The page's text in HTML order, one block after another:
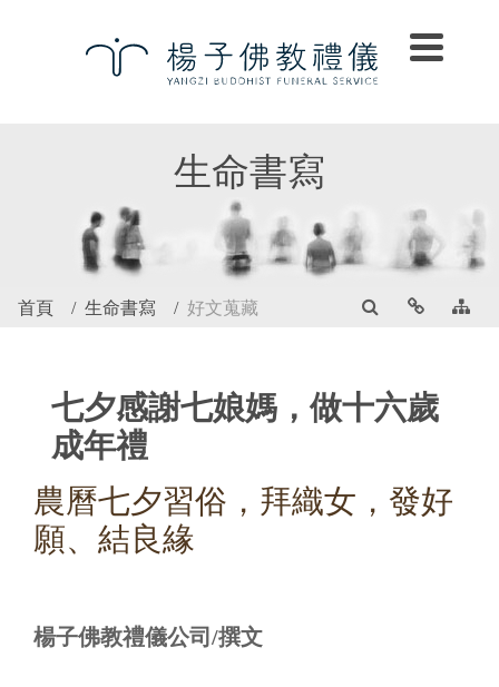
生命書寫
首頁 生命書寫 好文蒐藏
七夕感謝七娘媽，做十六歲
成年禮
農曆七夕習俗，拜織女，發好
願、結良緣
楊子佛教禮儀公司/撰文